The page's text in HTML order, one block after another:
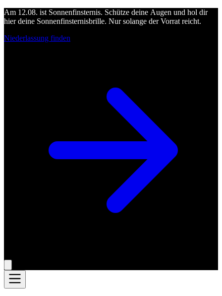
Am 12.08. ist Sonnenfinsternis. Schütze deine Augen und hol dir
hier deine Sonnenfinsternisbrille. Nur solange der Vorrat reicht.
Niederlassung finden